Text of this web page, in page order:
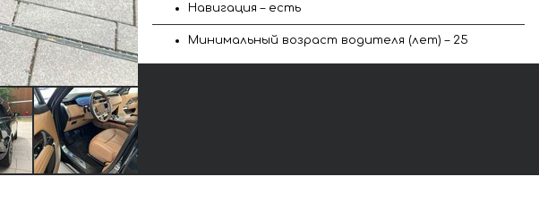
Навигация – есть
Минимальный возраст водителя (лет) – 25